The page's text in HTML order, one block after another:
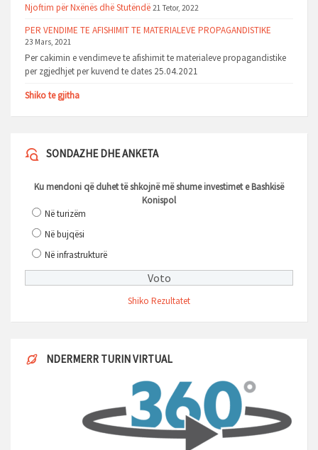
Njoftim për Nxënës dhë Stutëndë 21 Tetor, 2022
PER VENDIME TE AFISHIMIT TE MATERIALEVE PROPAGANDISTIKE
23 Mars, 2021
Per cakimin e vendimeve te afishimit te materialeve propagandistike
per zgjedhjet per kuvend te dates 25.04.2021
Shiko te gjitha
SONDAZHE DHE ANKETA
Ku mendoni që duhet të shkojnë më shume investimet e Bashkisë
Konispol
Në turizëm
Në bujqësi
Në infrastrukturë
Shiko Rezultatet
NDERMERR TURIN VIRTUAL